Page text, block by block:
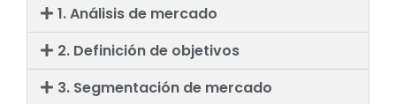
1. Análisis de mercado
2. Definición de objetivos
3. Segmentación de mercado